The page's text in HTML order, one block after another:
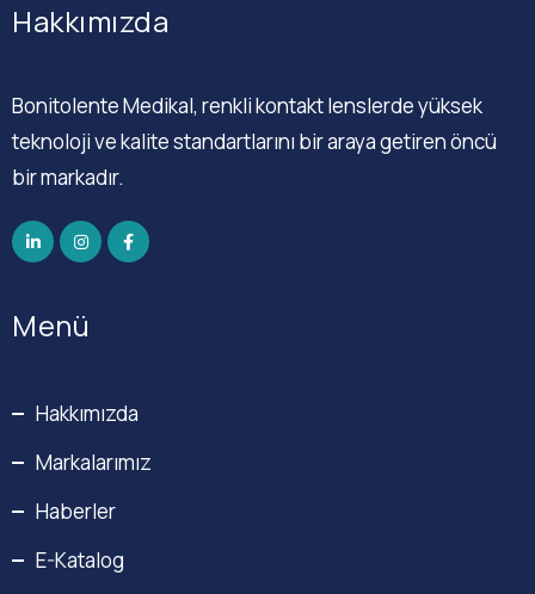
Hakkımızda
Bonitolente Medikal, renkli kontakt lenslerde yüksek
teknoloji ve kalite standartlarını bir araya getiren öncü
bir markadır.
Menü
Hakkımızda
Markalarımız
Haberler
E-Katalog